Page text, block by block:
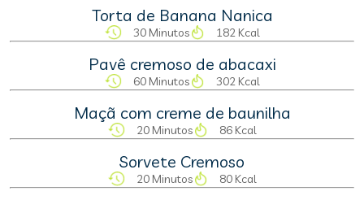
Torta de Banana Nanica
30 Minutos 182 Kcal
Pavê cremoso de abacaxi
60 Minutos 302 Kcal
Maçã com creme de baunilha
20 Minutos 86 Kcal
Sorvete Cremoso
20 Minutos 80 Kcal